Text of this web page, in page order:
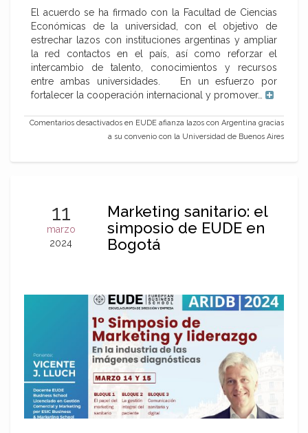
El acuerdo se ha firmado con la Facultad de Ciencias
Económicas de la universidad, con el objetivo de
estrechar lazos con instituciones argentinas y ampliar
la red contactos en el país, así como reforzar el
intercambio de talento, conocimientos y recursos
entre ambas universidades. En un esfuerzo por
fortalecer la cooperación internacional y promover…
Comentarios desactivados en EUDE afianza lazos con Argentina gracias
a su convenio con la Universidad de Buenos Aires
11
marzo
2024
Marketing sanitario: el
simposio de EUDE en
Bogotá